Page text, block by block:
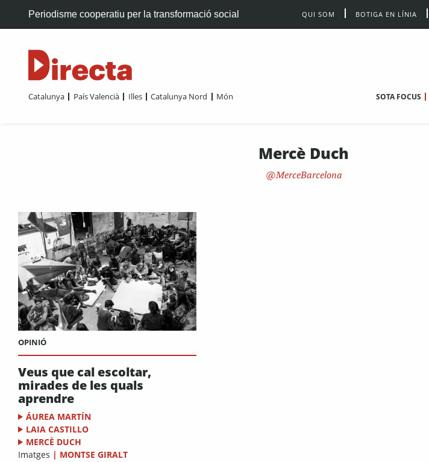
Periodisme cooperatiu per la transformació social QUI SOM BOTIGA EN LÍNIA
Catalunya País Valencià Illes Catalunya Nord Món SOTA FOCUS
Mercè Duch
MerceBarcelona
OPINIÓ
Veus que cal escoltar,
mirades de les quals
aprendre
ÁUREA MARTÍN
LAIA CASTILLO
MERCÈ DUCH
Imatges | MONTSE GIRALT